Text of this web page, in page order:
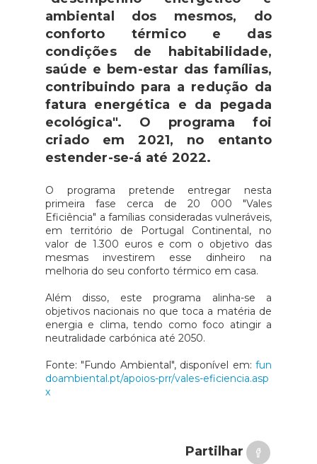
ambiental dos mesmos, do
conforto térmico e das
condições de habitabilidade,
saúde e bem-estar das famílias,
contribuindo para a redução da
fatura energética e da pegada
ecológica". O programa foi
criado em 2021, no entanto
estender-se-á até 2022.
O programa pretende entregar nesta
primeira fase cerca de 20 000 "Vales
Eficiência" a famílias consideradas vulneráveis,
em território de Portugal Continental, no
valor de 1.300 euros e com o objetivo das
mesmas investirem esse dinheiro na
melhoria do seu conforto térmico em casa.
Além disso, este programa alinha-se a
objetivos nacionais no que toca a matéria de
energia e clima, tendo como foco atingir a
neutralidade carbónica até 2050.
Fonte: "Fundo Ambiental", disponível em: fun
doambiental.pt/apoios-prr/vales-eficiencia.asp
x
Partilhar